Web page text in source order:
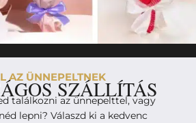
AZ ÜNNEPELTNEKSZÁLLÍTÁS
találkozni az ünnepelttel, vagy
lepni? Válaszd ki a kedvenc